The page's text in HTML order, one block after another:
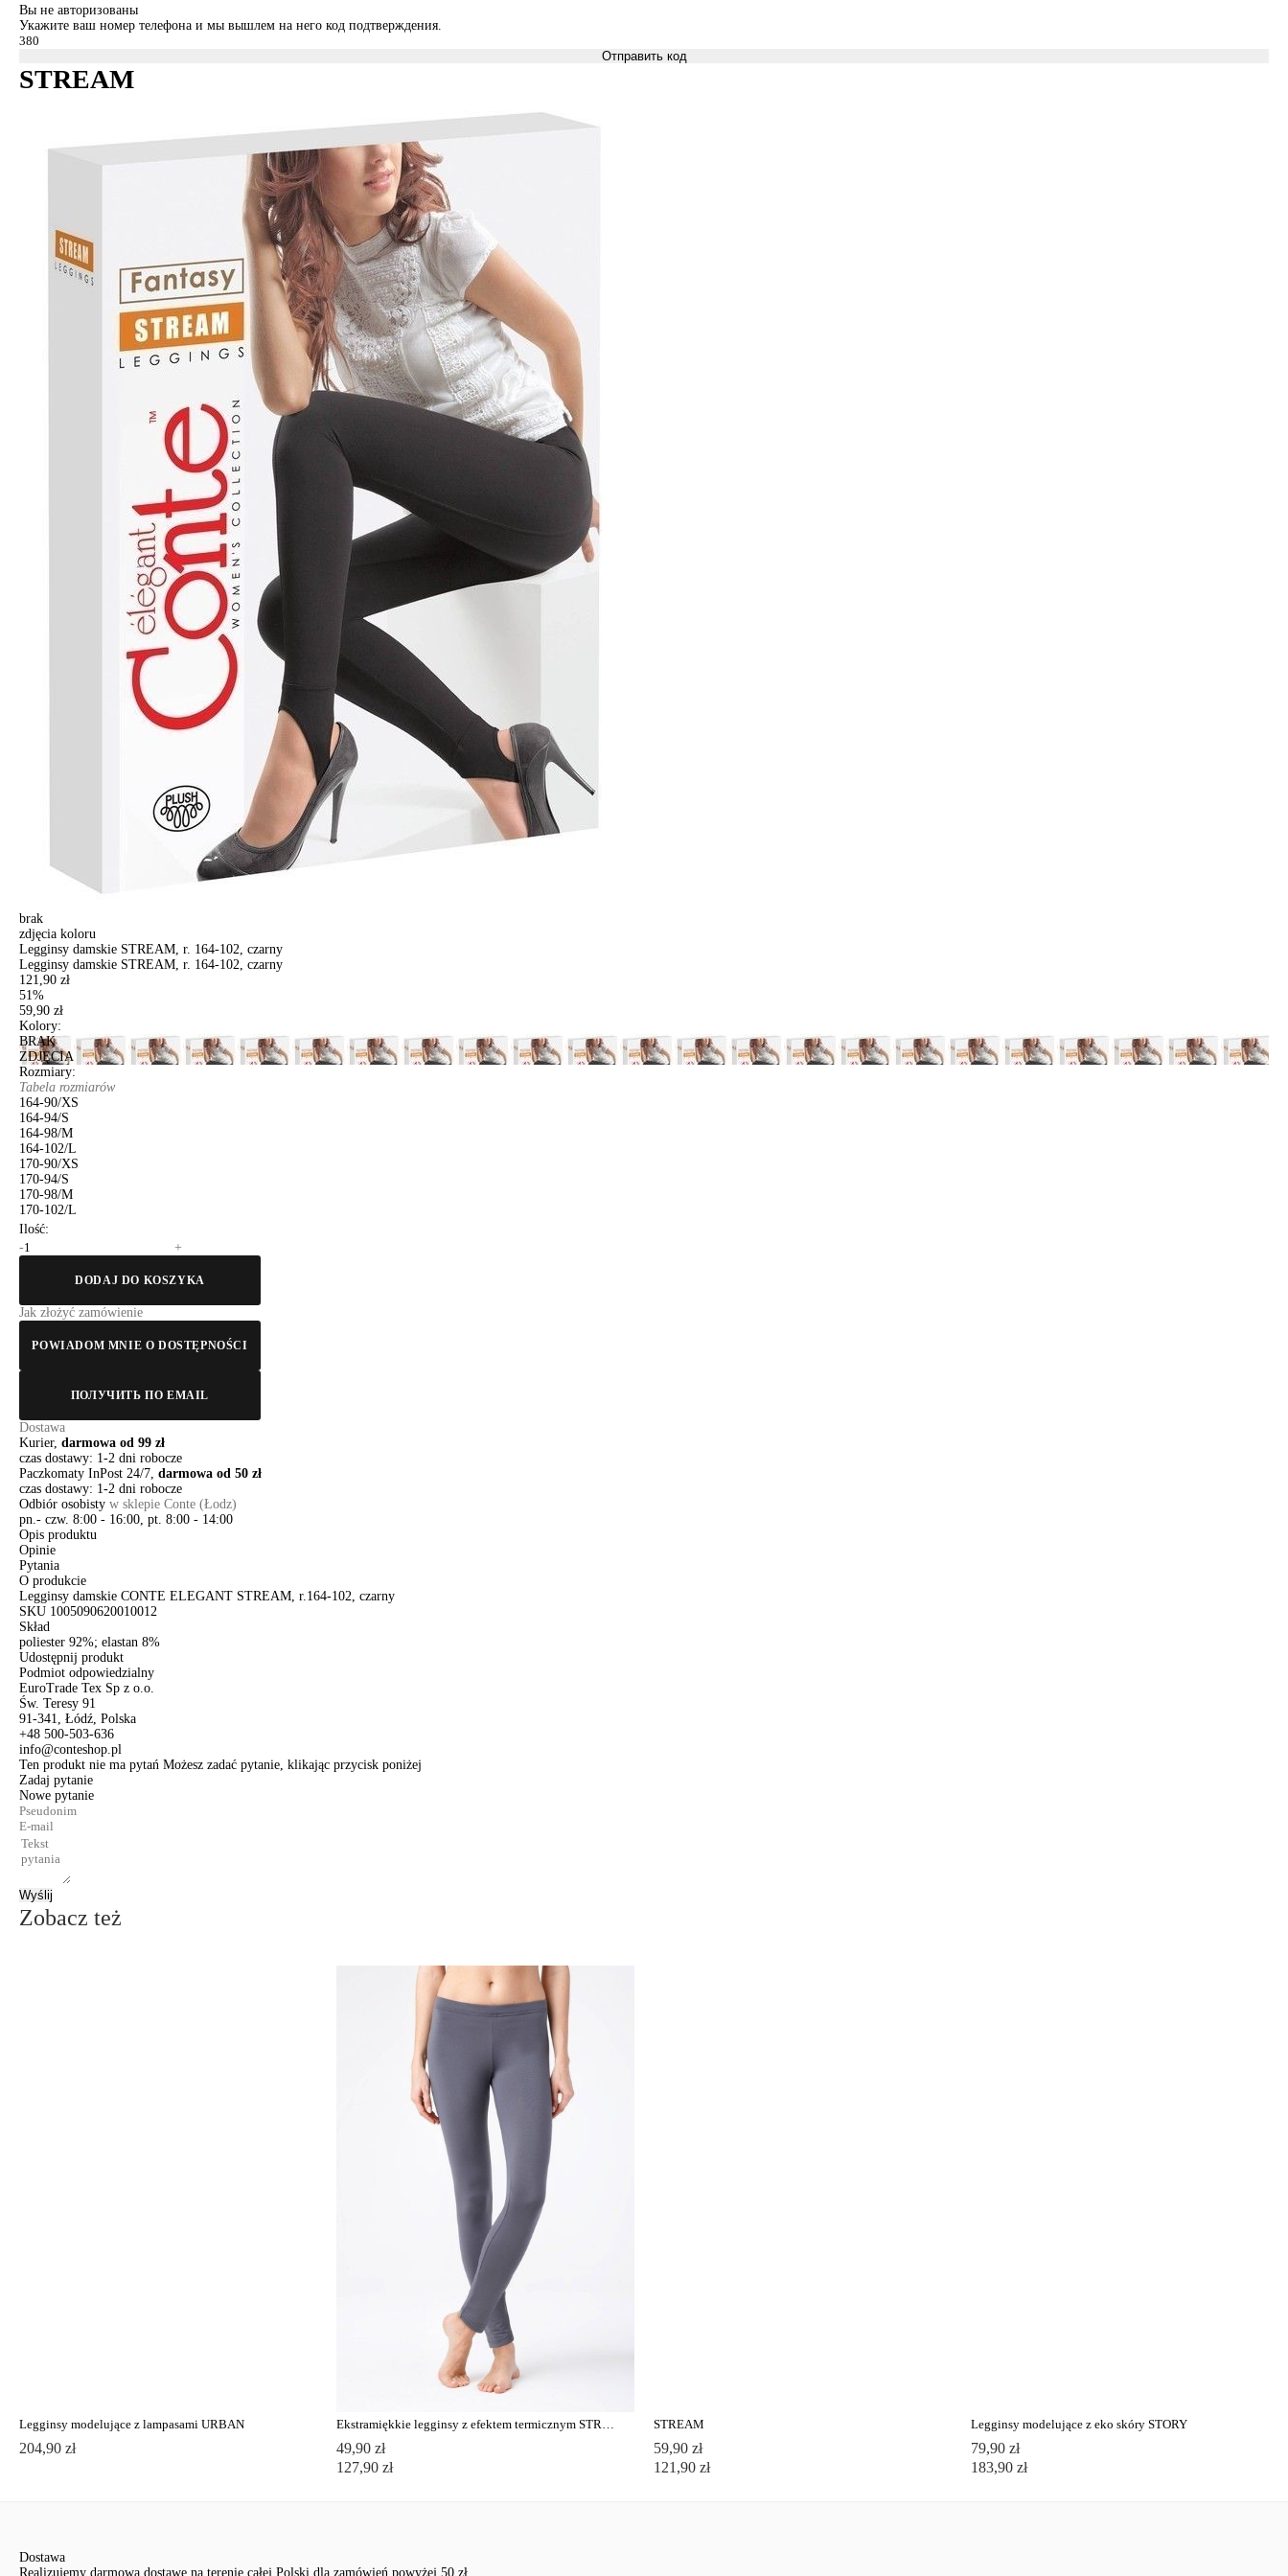
Вы не авторизованы
Укажите ваш номер телефона и мы вышлем на него код подтверждения.
Отправить код
STREAM
brak
zdjęcia koloru
Legginsy damskie STREAM, r. 164-102, czarny
Legginsy damskie STREAM, r. 164-102, czarny
121,90 zł
51%
59,90 zł
Kolory:
BRAK
ZDJĘCIA
Rozmiary:
Tabela rozmiarów
164-90/XS
164-94/S
164-98/M
164-102/L
170-90/XS
170-94/S
170-98/M
170-102/L
Ilość:
-
+
DODAJ DO KOSZYKA
Jak złożyć zamówienie
POWIADOM MNIE O DOSTĘPNOŚCI
ПОЛУЧИТЬ ПО EMAIL
Dostawa
Kurier, darmowa od 99 zł
czas dostawy: 1-2 dni robocze
Paczkomaty InPost 24/7, darmowa od 50 zł
czas dostawy: 1-2 dni robocze
Odbiór osobisty w sklepie Conte (Łodz)
pn.- czw. 8:00 - 16:00, pt. 8:00 - 14:00
Opis produktu
Opinie
Pytania
O produkcie
Legginsy damskie CONTE ELEGANT STREAM, r.164-102, czarny
SKU 1005090620010012
Skład
poliester 92%; elastan 8%
Udostępnij produkt
Podmiot odpowiedzialny
EuroTrade Tex Sp z o.o.
Św. Teresy 91
91-341, Łódź, Polska
+48 500-503-636
info@conteshop.pl
Ten produkt nie ma pytań Możesz zadać pytanie, klikając przycisk poniżej
Zadaj pytanie
Nowe pytanie
Wyślij
Zobacz też
Legginsy modelujące z lampasami URBAN
204,90 zł
Ekstramiękkie legginsy z efektem termicznym STREET PLUSH
49,90 zł
127,90 zł
STREAM
59,90 zł
121,90 zł
Legginsy modelujące z eko skóry STORY
79,90 zł
183,90 zł
Dostawa
Realizujemy darmową dostawę na terenie całej Polski dla zamówień powyżej 50 zł.